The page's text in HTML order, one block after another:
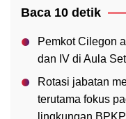
Baca 10 detik
Pemkot Cilegon
dan IV di Aula
Rotasi jabatan
terutama fokus